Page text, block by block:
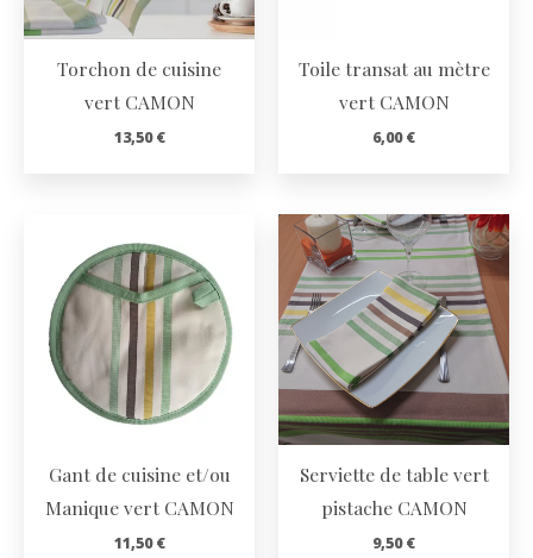
Torchon de cuisine
vert CAMON
13,50€
Toile transat au mètre
vert CAMON
6,00€
Gant de cuisine et/ou
Manique vert CAMON
11,50€
Serviette de table vert
pistache CAMON
9,50€